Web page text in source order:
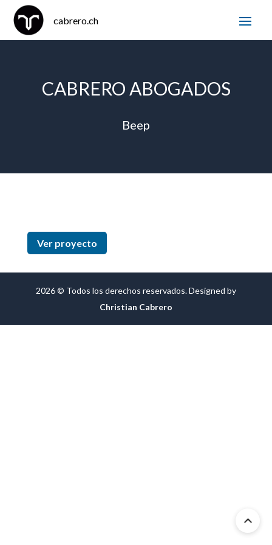
CABRERO ABOGADOS
Beep
Ver proyecto
2026 © Todos los derechos reservados. Designed by
Christian Cabrero